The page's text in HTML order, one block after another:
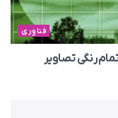
فناوری
تصاویر